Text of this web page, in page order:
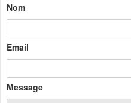
Nom
Email
Message